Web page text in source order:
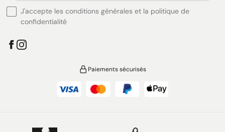
J'accepte les conditions générales et la politique de
confidentialité
Paiements sécurisés